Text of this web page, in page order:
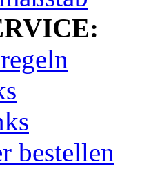
bestellen